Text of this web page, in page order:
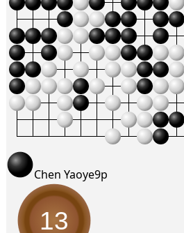
Chen Yaoye9p
13